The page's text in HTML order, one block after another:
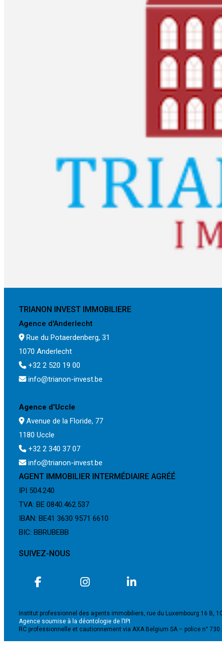
TRIANON INVEST IMMOBILIERE
Agence d'Anderlecht
Rue du Potaerdenberg, 31
1070 Anderlecht
+32 2 520 19 00
info@trianon-invest.be
Agence d'Uccle
Avenue de la Floride, 77
1180 Uccle
+32 2 340 37 07
info@trianon-invest.be
AGENT IMMOBILIER INTERMÉDIAIRE AGRÉÉ
IPI 504.240
TVA: BE 0840.462.537
IBAN: BE41 3630 9571 6610
BIC: BBRUBEBB
SUIVEZ-NOUS
Institut professionnel des agents immobiliers, rue du Luxembourg 16 B,
Agence soumise à la déontologie de l’IPI
RC professionnelle et cautionnement via AXA Belgium SA – police n°